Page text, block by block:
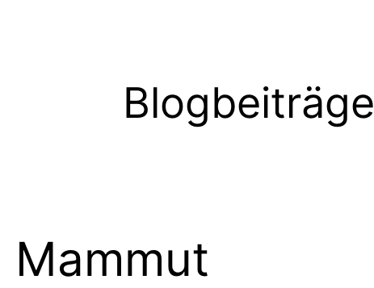
Blogbeiträge
Mammut